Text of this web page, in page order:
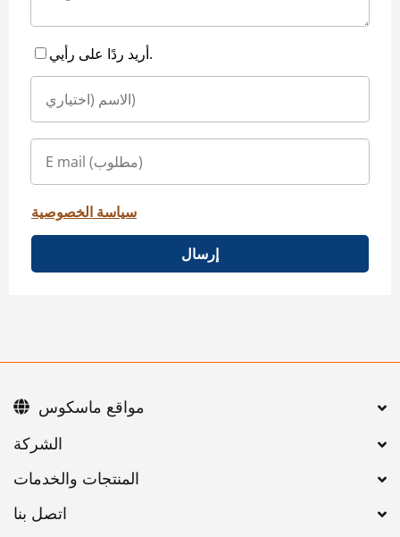
أريد ردًا على رأيي.
سياسة الخصوصية
إرسال
اتصل بنا
مواقع ماسكوس